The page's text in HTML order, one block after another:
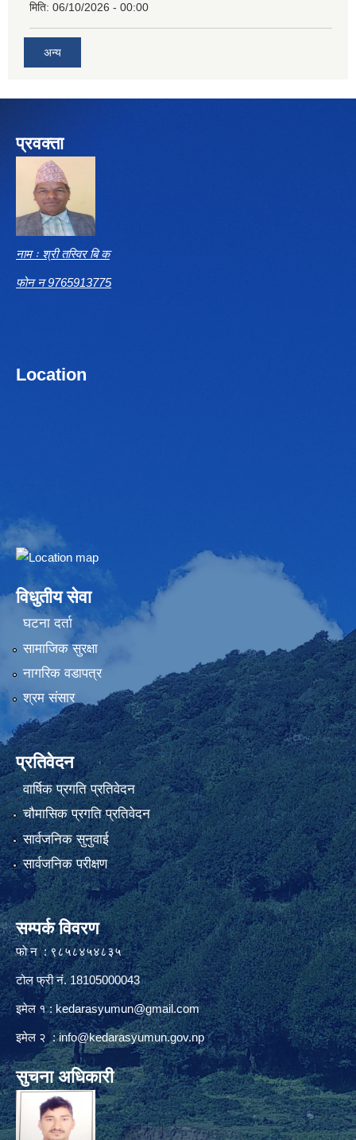
मिति: 06/10/2026 - 00:00
अन्य
प्रवक्ता
नाम ः श्री तस्विर बि क
फोन न 9765913775
Location
Embed Google Map
विधुतीय सेवा
घटना दर्ता
सामाजिक सुरक्षा
नागरिक वडापत्र
श्रम संसार
प्रतिवेदन
वार्षिक प्रगति प्रतिवेदन
चौमासिक प्रगति प्रतिवेदन
सार्वजनिक सुनुवाई
सार्वजनिक परीक्षण
सम्पर्क विवरण
फाे न : ९८५८४५४८३५
टोल फ्री नं. 18105000043
इमेल १ :kedarasyumun@gmail.com
इमेल २ :info@kedarasyumun.gov.np
सुचना अधिकारी